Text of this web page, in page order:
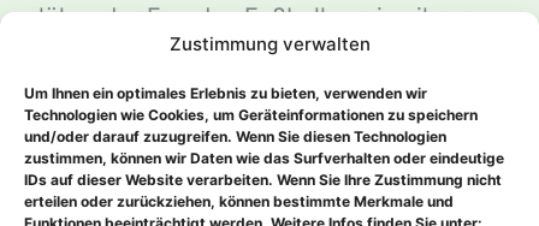
Zustimmung verwalten
Um Ihnen ein optimales Erlebnis zu bieten, verwenden wir
Technologien wie Cookies, um Geräteinformationen zu speichern
und/oder darauf zuzugreifen. Wenn Sie diesen Technologien
zustimmen, können wir Daten wie das Surfverhalten oder eindeutige
IDs auf dieser Website verarbeiten. Wenn Sie Ihre Zustimmung nicht
erteilen oder zurückziehen, können bestimmte Merkmale und
glühender Fan des Fußballvereins ihrer
Stadt. Die Stadionszene zu schreiben, in
der sie sich mit Fen unterhält, hatte mir
besonders viel Spaß gemacht.